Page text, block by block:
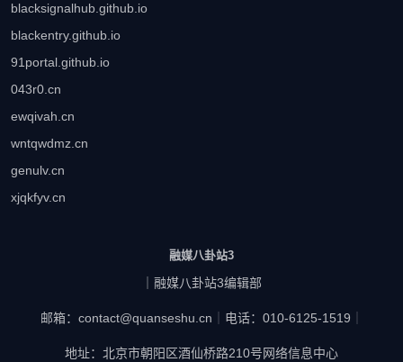
blacksignalhub.github.io
blackentry.github.io
91portal.github.io
043r0.cn
ewqivah.cn
wntqwdmz.cn
genulv.cn
xjqkfyv.cn
融媒八卦站3
｜融媒八卦站3编辑部
邮箱：contact@quanseshu.cn 电话：010-6125-1519
地址：北京市朝阳区酒仙桥路210号网络信息中心